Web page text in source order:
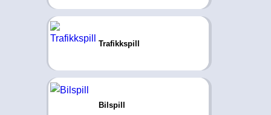
Trafikkspill
Bilspill